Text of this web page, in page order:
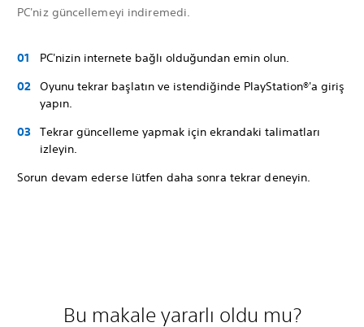
PC'niz güncellemeyi indiremedi.
PC'nizin internete bağlı olduğundan emin olun.
Oyunu tekrar başlatın ve istendiğinde PlayStation®'a giriş
yapın.
Tekrar güncelleme yapmak için ekrandaki talimatları
izleyin.
Sorun devam ederse lütfen daha sonra tekrar deneyin.
Bu makale yararlı oldu mu?